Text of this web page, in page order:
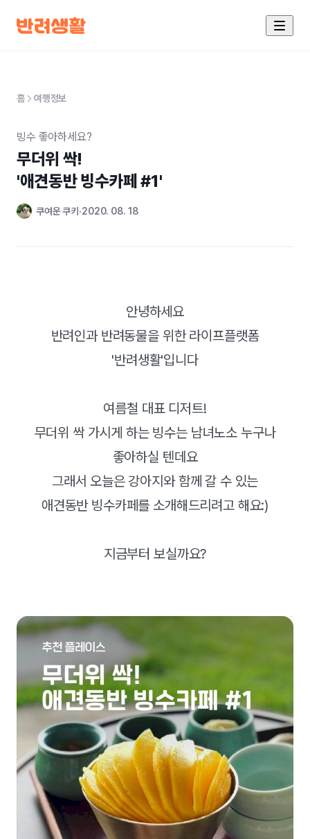
홈 여행정보
빙수 좋아하세요?
무더위 싹!
'애견동반 빙수카페 #1'
쿠여운 쿠키 2020. 08. 18
안녕하세요
반려인과 반려동물을 위한 라이프플랫폼
'반려생활'입니다
여름철 대표 디저트!
무더위 싹 가시게 하는 빙수는 남녀노소 누구나
좋아하실 텐데요
그래서 오늘은 강아지와 함께 갈 수 있는
애견동반 빙수카페를 소개해드리려고 해요:)
지금부터 보실까요?